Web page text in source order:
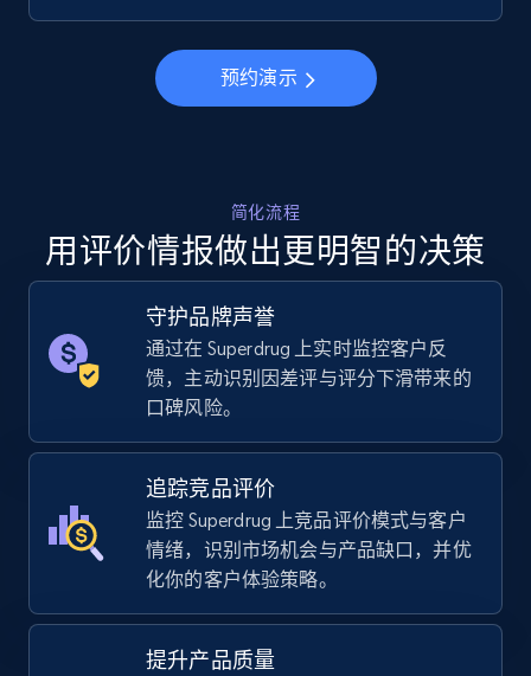
URL, Final price, Sku, Currency, Gtin,
Specifications, Image urls, Top reviews, and
Walmart - products - Collects products by
specific keywords
URL, Final price, Sku, Currency, Gtin,
Specifications, Image urls, Top reviews, and
more.
5.6K+ 875+ 立即开始
Walmart - products - Discover products by
using sku numbers
URL, Final price, Sku, Currency, Gtin,
Specifications, Image urls, Top reviews, and
预约演示
简化流程
用评价情报做出更明智的决策
守护品牌声誉
通过在 Superdrug 上实时监控客户反
馈，主动识别因差评与评分下滑带来的
口碑风险。
追踪竞品评价
监控 Superdrug 上竞品评价模式与客户
情绪，识别市场机会与产品缺口，并优
化你的客户体验策略。
提升产品质量